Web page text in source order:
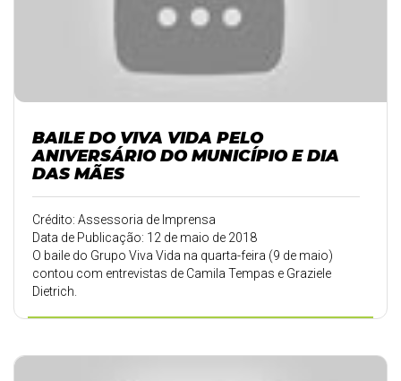
BAILE DO VIVA VIDA PELO
ANIVERSÁRIO DO MUNICÍPIO E DIA
DAS MÃES
Crédito: Assessoria de Imprensa
Data de Publicação: 12 de maio de 2018
O baile do Grupo Viva Vida na quarta-feira (9 de maio)
contou com entrevistas de Camila Tempas e Graziele
Dietrich.